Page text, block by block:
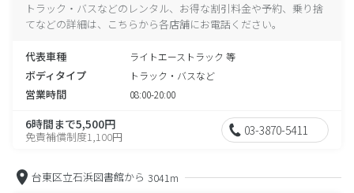
トラック・バスなどのレンタル、お得な割引料金や予約、乗り捨
てなどの詳細は、こちらから各店舗にお電話ください。
代表車種 ライトエーストラック 等
ボディタイプ トラック・バスなど
営業時間 08:00-20:00
6時間まで5,500円
免責補償制度1,100円 03-3870-5411
台東区立石浜図書館から 3041m